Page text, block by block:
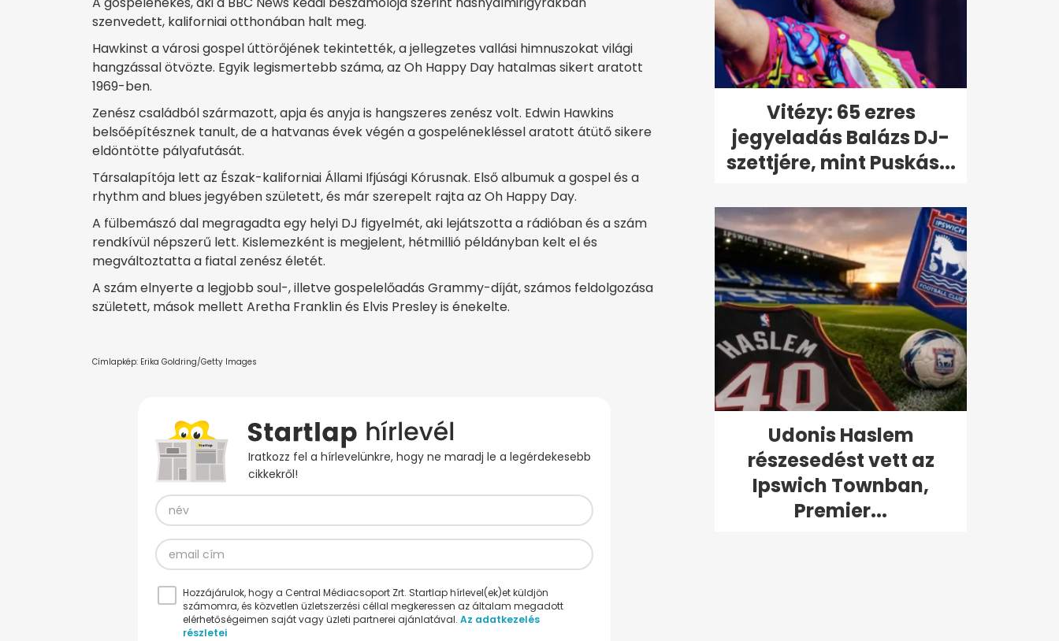
szenvedett, kaliforniai otthonában halt meg.
Hawkinst a városi gospel úttörőjének tekintették, a jellegzetes vallási himnuszokat világi
hangzással ötvözte. Egyik legismertebb száma, az Oh Happy Day hatalmas sikert aratott
1969-ben.
Zenész családból származott, apja és anyja is hangszeres zenész volt. Edwin Hawkins
belsőépítésznek tanult, de a hatvanas évek végén a gospelénekléssel aratott átütő sikere
eldöntötte pályafutását.
Társalapítója lett az Észak-kaliforniai Állami Ifjúsági Kórusnak. Első albumuk a gospel és a
rhythm and blues jegyében született, és már szerepelt rajta az Oh Happy Day.
A fülbemászó dal megragadta egy helyi DJ figyelmét, aki lejátszotta a rádióban és a szám
rendkívül népszerű lett. Kislemezként is megjelent, hétmillió példányban kelt el és
megváltoztatta a fiatal zenész életét.
A szám elnyerte a legjobb soul-, illetve gospelelőadás Grammy-díját, számos feldolgozása
született, mások mellett Aretha Franklin és Elvis Presley is énekelte.
Címlapkép: Erika Goldring/Getty Images
Iratkozz fel a hírlevelünkre, hogy ne maradj le a legérdekesebb
cikkekről!
Hozzájárulok, hogy a Central Médiacsoport Zrt. Startlap hírlevel(ek)et küldjön
számomra, és közvetlen üzletszerzési céllal megkeressen az általam megadott
elérhetőségeimen saját vagy üzleti partnerei ajánlatával. Az adatkezelés
részletei
Vitézy: 65 ezres
jegyeladás Balázs DJ-
szettjére, mint Puskás...
Udonis Haslem
részesedést vett az
Ipswich Townban,
Premier...